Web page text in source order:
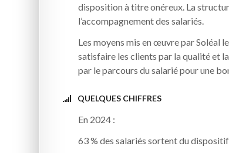
disposition à titre onéreux. La
l’accompagnement des salariés.
Les moyens mis en œuvre par Soléal
satisfaire les clients par la qualité et
par le parcours du salarié pour une
QUELQUES CHIFFRES
En 2024 :
63 % des salariés sortent du